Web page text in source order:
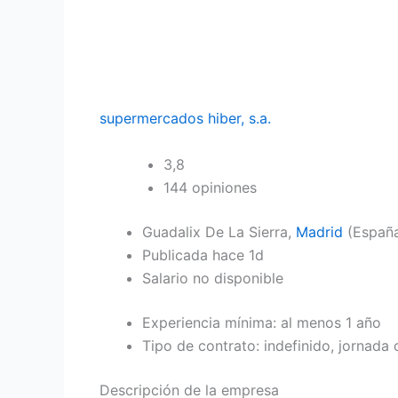
supermercados hiber, s.a.
3,8
144 opiniones
Guadalix De La Sierra, Madrid
Publicada hace 1d
Salario no disponible
Experiencia mínima: al menos 1 año
Tipo de contrato: indefinido, jornada
Descripción de la empresa